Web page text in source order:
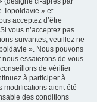
Topoldavie » et
acceptez d’être
vous n’acceptez pas
suivantes, veuillez ne
». Nous pouvons
nous essaierons de vous
de vérifier
à participer à
modifications aient été
des conditions